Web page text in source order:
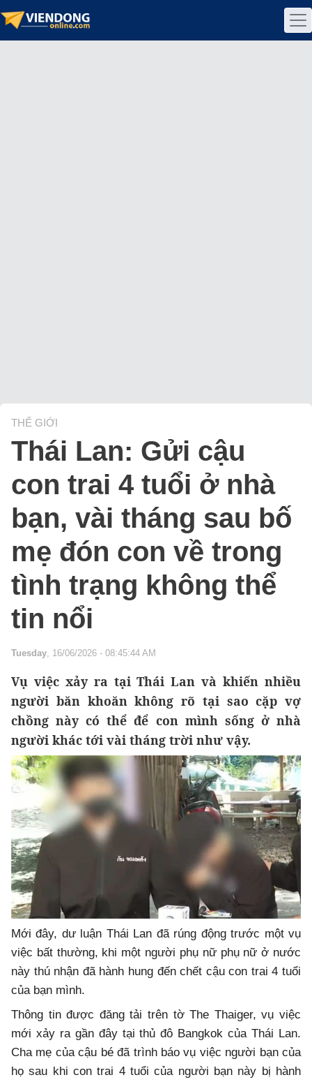
THẾ GIỚI
Thái Lan: Gửi cậu
con trai 4 tuổi ở nhà
bạn, vài tháng sau bố
mẹ đón con về trong
tình trạng không thể
tin nổi
Tuesday, 16/06/2026 - 08:45:44 AM
Vụ việc xảy ra tại Thái Lan và khiến nhiều
người băn khoăn không rõ tại sao cặp vợ
chồng này có thể để con mình sống ở nhà
người khác tới vài tháng trời như vậy.
Mới đây, dư luận Thái Lan đã rúng động trước một vụ
việc bất thường, khi một người phụ nữ phụ nữ ở nước
này thú nhận đã hành hung đến chết cậu con trai 4 tuổi
của bạn mình.
Thông tin được đăng tải trên tờ The Thaiger, vụ việc
mới xảy ra gần đây tại thủ đô Bangkok của Thái Lan.
Cha mẹ của cậu bé đã trình báo vụ việc người bạn của
họ sau khi con trai 4 tuổi của người bạn này bị hành